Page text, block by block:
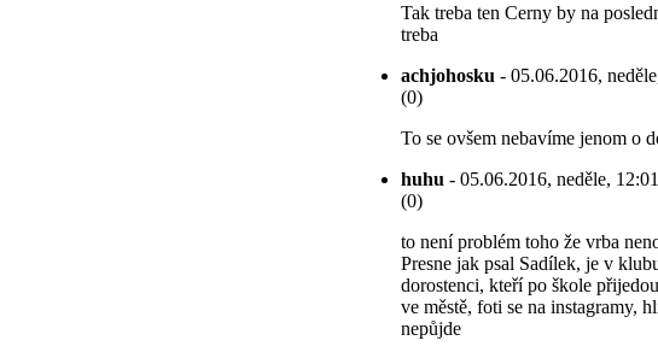
Tak treba ten Cerny by na
treba
achjohosku - 05.06.2016,
(0)
To se ovšem nebavíme jenom o
huhu - 05.06.2016, neděle, 12:01
(0)
to není problém toho že vrba
Presne jak psal Sadílek, je v
dorostenci, kteří po škole
ve městě, foti se na instagramy,
nepůjde